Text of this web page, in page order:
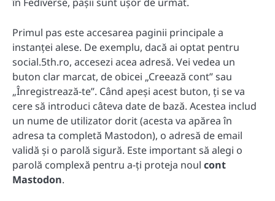
în Fediverse, pașii sunt ușor de urmat.
Primul pas este accesarea paginii principale a
instanței alese. De exemplu, dacă ai optat pentru
social.5th.ro, accesezi acea adresă. Vei vedea un
buton clar marcat, de obicei „Creează cont” sau
„Înregistrează-te”. Când apeși acest buton, ți se va
cere să introduci câteva date de bază. Acestea includ
un nume de utilizator dorit (acesta va apărea în
adresa ta completă Mastodon), o adresă de email
validă și o parolă sigură. Este important să alegi o
parolă complexă pentru a-ți proteja noul cont
Mastodon.